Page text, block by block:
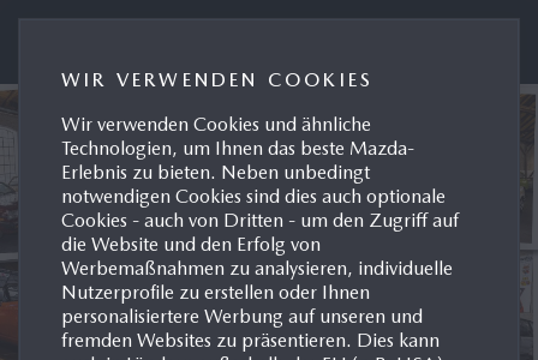
WIR VERWENDEN COOKIES
Wir verwenden Cookies und ähnliche
Technologien, um Ihnen das beste Mazda-
Erlebnis zu bieten. Neben unbedingt
notwendigen Cookies sind dies auch optionale
Cookies - auch von Dritten - um den Zugriff auf
die Website und den Erfolg von
Werbemaßnahmen zu analysieren, individuelle
Nutzerprofile zu erstellen oder Ihnen
personalisiertere Werbung auf unseren und
fremden Websites zu präsentieren. Dies kann